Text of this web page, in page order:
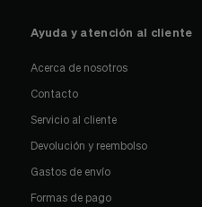
Ayuda y atención al cliente
Acerca de nosotros
Contacto
Servicio al cliente
Devolución y reembolso
Gastos de envío
Formas de pago